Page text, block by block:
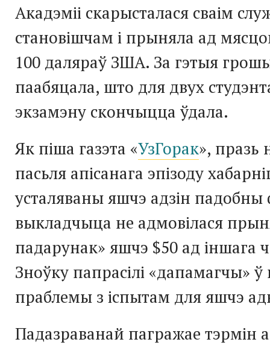
Акадэміі скарысталася сваім
становішчам і прыняла ад
100 даляраў ЗША. За гэтыя
паабяцала, што для двух
экзамэну скончыцца ўдала.
Як піша газэта «УзГорак», празь
пасьля апісанага эпізоду
усталяваны яшчэ адзін падобны
выкладчыца не адмовілася
падарунак» яшчэ $50 ад іншага
Зноўку папрасілі «дапамагчы»
праблемы з іспытам для яшчэ
Падазраванай пагражае тэрмін